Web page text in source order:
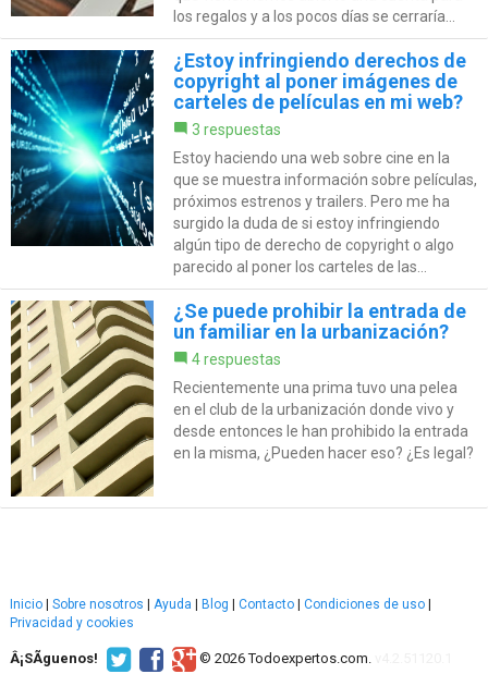
los regalos y a los pocos días se cerraría...
¿Estoy infringiendo derechos de
copyright al poner imágenes de
carteles de películas en mi web?
3 respuestas
Estoy haciendo una web sobre cine en la
que se muestra información sobre películas,
próximos estrenos y trailers. Pero me ha
surgido la duda de si estoy infringiendo
algún tipo de derecho de copyright o algo
parecido al poner los carteles de las...
¿Se puede prohibir la entrada de
un familiar en la urbanización?
4 respuestas
Recientemente una prima tuvo una pelea
en el club de la urbanización donde vivo y
desde entonces le han prohibido la entrada
en la misma, ¿Pueden hacer eso? ¿Es legal?
Inicio | Sobre nosotros | Ayuda | Blog | Contacto | Condiciones de uso |
Privacidad y cookies
Â¡SÃ­guenos! © 2026 Todoexpertos.com.